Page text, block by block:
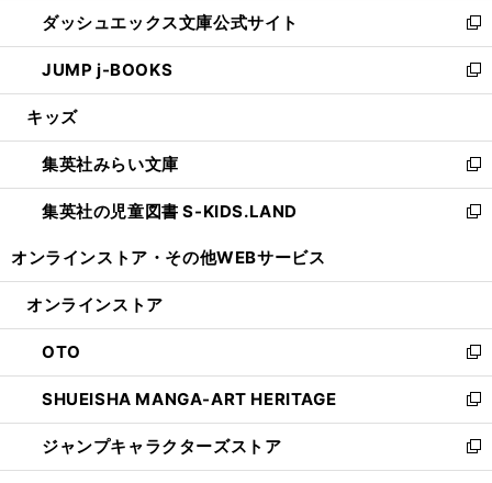
く
ド
ウ
で
開
ィ
ン
ド
ウ
開
く
い
ウ
ィ
ン
ウ
で
開
く
ダッシュエックス文庫公式サイト
新
し
い
ウ
ン
ド
ウ
で
JUMP j-BOOKS
新
し
ウ
ィ
ン
ド
開
キッズ
集英社みらい文庫
新
し
い
ン
ウ
で
開
く
集英社の児童図書 S-KIDS.LAND
新
ウ
ン
ド
ウ
で
開
く
オンラインストア・ その他WEBサービス
オンラインストア
OTO
新
し
い
ウ
ィ
ン
SHUEISHA MANGA-ART HERITAGE
新
し
い
ウ
ジャンプキャラクターズストア
新
し